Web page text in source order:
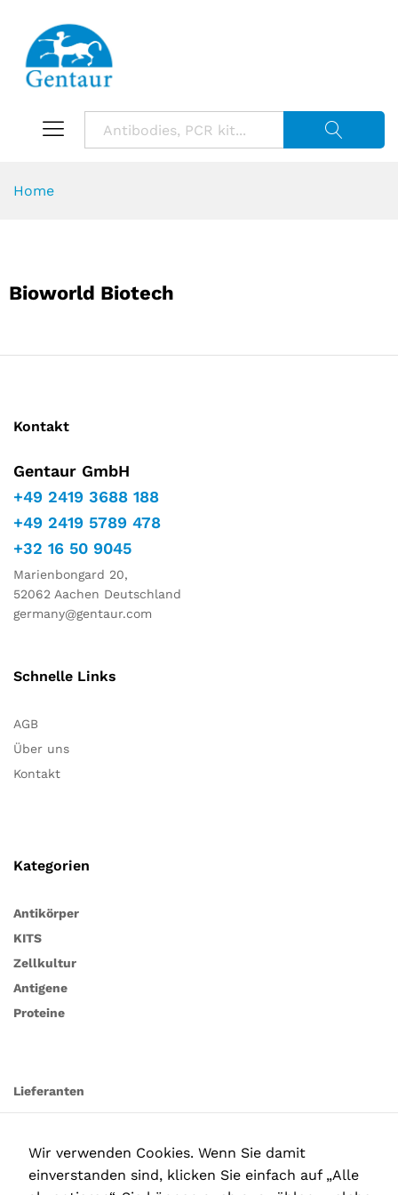
Home
Bioworld Biotech
Kontakt
Gentaur GmbH
+49 2419 3688 188
+49 2419 5789 478
+32 16 50 9045
Marienbongard 20,
52062 Aachen Deutschland
germany@gentaur.com
Schnelle Links
AGB
Über uns
Kontakt
Kategorien
Antikörper
KITS
Zellkultur
Antigene
Proteine
Lieferanten
Wir verwenden Cookies. Wenn Sie damit
einverstanden sind, klicken Sie einfach auf „Alle